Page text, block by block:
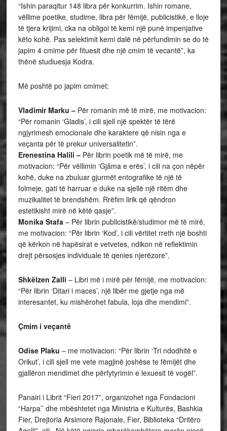
“Ishin paraqitur 148 libra për konkurrim. Ishin romane,
vëllime poetike, studime, libra për fëmijë, publicistikë, e lloje
të tjera krijimi, cka na obligoi të kemi një punë impenjative
këto kohë. Pas selektimit kemi dalë në përfundimin se do të
japim 4 cmime për fituesit dhe një cmim të vecantë”, ka
thënë studiuesja Kodra.
Më poshtë po japim cmimet:
Vladimir Marku –Për romanin më të mirë, me motivacion:
“Për romanin ‘Gladis’, i cili sjell një spektër të tërë
ngjyrimesh emocionale dhe karaktere që nisin nga e
veçanta për të prekur universalitetin”.
Erenestina Halili –Për librin poetik më të mirë, me
motivacion: “Për vëllimin ‘Gjâma e erës’, i cili na çon nëpër
kohë, duke na zbuluar gjurmët entografike të një të
folmeje, gati të harruar e duke na sjellë një ritëm dhe
muzikalitet të brendshëm. Rrëfim lirik që qëndron
estetikisht mirë në këtë qasje”.
Monika Stafa– Për librin publicistikë/studimor më të mirë,
me motivacion: “Për librin ‘Kod’, i cili vërtitet rreth një boshti
që kërkon në hapësirat e vetvetes, ndikon në reflektimin
drejt përsosjes individuale të qenies njerëzore”.
Shkëlzen Zalli – Libri më i mirë për fëmijë, me motivacion:
“Për librin ‘Ditari i maces’, një libër me gjetje nga më
interesantet, ku mishërohet fabula, loja dhe mendimi”.
Çmim i veçantë
Odise Plaku – me motivacion: “Për librin ‘Tri ndodhitë e
Orikut’, i cili sjell me vete magjinë joshëse te fëmijët dhe
gjallëron mendimet dhe përfytyrimin e lexuesit të vogël”.
Panairi i Librit “Fieri 2017”, organizohet nga Fondacioni
“Harpa’’ dhe mbështetet nga Ministria e Kulturës, Bashkia
Fier, Drejtoria Arsimore Rajonale, Fier, Biblioteka “Dritëro